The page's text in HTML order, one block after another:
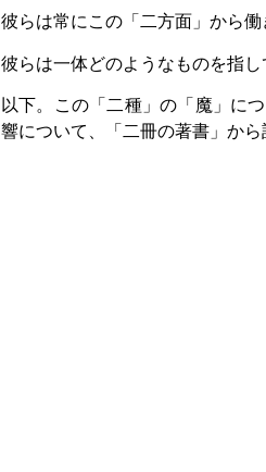
彼らは常にこの「二方面」から
彼らは一体どのようなものを指
以下。この「二種」の「魔」に
響について、「二冊の著書」か